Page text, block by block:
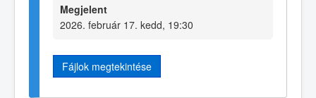
Megjelent
2026. február 17. kedd, 19:30
Fájlok megtekintése